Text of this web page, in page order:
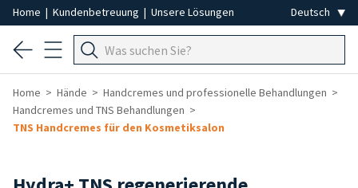
Home | Kundenbetreuung | Unsere Lösungen
Home Hände
Handcremes und professionelle Behandlungen
Handcremes und TNS Behandlungen
TNS Handcremes für den Kosmetiksalon